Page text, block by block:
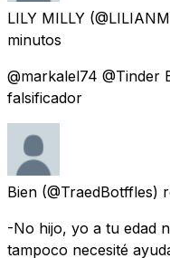
LILY MILLY
minutos
@markalel74 @Tinder
falsificador
Bien (@TraedBotffles)
-No hijo, yo a tu edad
tampoco necesité